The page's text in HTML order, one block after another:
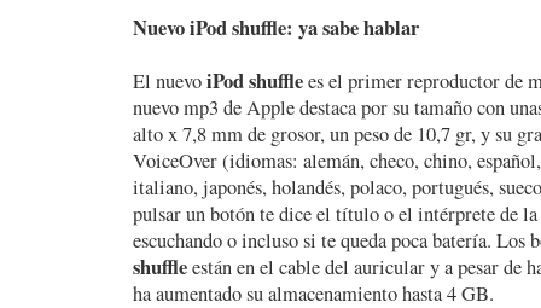
Nuevo iPod shuffle: ya sabe hablar
El nuevoiPod shufflees el primer reproductor de
nuevo mp3 de Apple destaca por su tamaño con
alto x 7,8 mm de grosor, un peso de 10,7 gr, y su
VoiceOver (idiomas: alemán, checo, chino,
italiano, japonés, holandés, polaco, portugués,
pulsar un botón te dice el título o el intérprete de la
escuchando o incluso si te queda poca batería. Los
shuffleestán en el cable del auricular y a pesar de
ha aumentado su almacenamiento hasta 4 GB.